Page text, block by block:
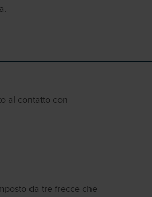
al contatto con
da tre frecce che